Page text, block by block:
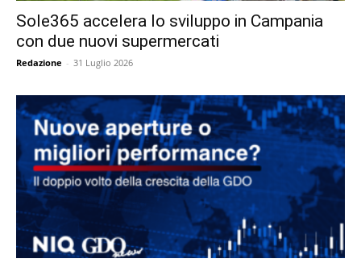
Sole365 accelera lo sviluppo in Campania
con due nuovi supermercati
Redazione - 31 Luglio 2026